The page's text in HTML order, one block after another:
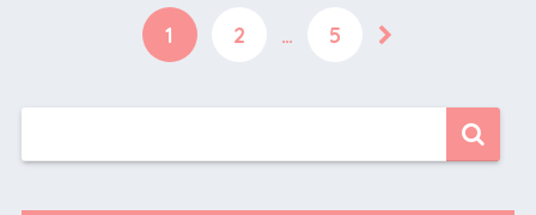
1 2 … 5